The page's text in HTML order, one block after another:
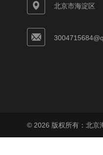
北京市海淀区
© 2026 版权所有：北京